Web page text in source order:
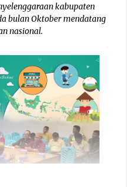
kabupaten
bulan Oktober mendatang
nasional.